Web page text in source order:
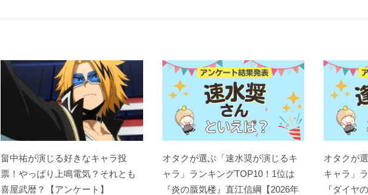
畠中祐が演じる好きなキャラ投
票！やっぱり上鳴電気？それとも
喜屋武暦？【アンケート】
オタクが選ぶ「速水奨が演じるキ
ャラ」ランキングTOP10！1位は
『炎の蜃気楼』直江信綱【2026年
オタクが
キャラ」
『ダイヤ